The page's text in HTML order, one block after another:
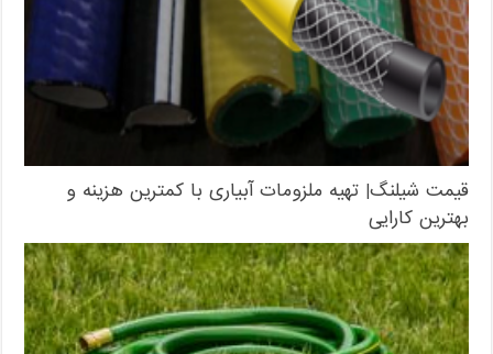
قیمت شیلنگ| تهیه ملزومات آبیاری با کمترین هزینه و
بهترین کارایی